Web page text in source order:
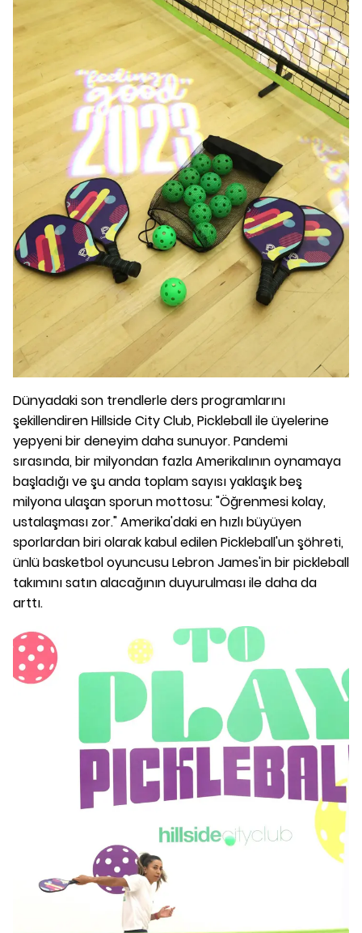
Dünyadaki son trendlerle ders programlarını
şekillendiren Hillside City Club, Pickleball ile üyelerine
yepyeni bir deneyim daha sunuyor. Pandemi
sırasında, bir milyondan fazla Amerikalının oynamaya
başladığı ve şu anda toplam sayısı yaklaşık beş
milyona ulaşan sporun mottosu: "Öğrenmesi kolay,
ustalaşması zor." Amerika'daki en hızlı büyüyen
sporlardan biri olarak kabul edilen Pickleball'un şöhreti,
ünlü basketbol oyuncusu Lebron James'in bir pickleball
takımını satın alacağının duyurulması ile daha da
arttı.